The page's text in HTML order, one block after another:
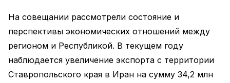
На совещании рассмотрели состояние и
перспективы экономических отношений между
регионом и Республикой. В текущем году
наблюдается увеличение экспорта с территории
Ставропольского края в Иран на сумму 34,2 млн